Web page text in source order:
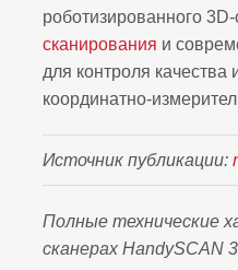
роботизированного
сканирования и
для контроля качества
координатно-
Источник публикации:
Полные технические
сканерах HandySCAN